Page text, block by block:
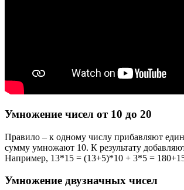
Умножение чисел от 10 до 20
Правило – к одному числу прибавляют
сумму умножают 10. К результату
Например, 13*15 = (13+5)*10 + 3*5 =
Умножение двузначных чисел